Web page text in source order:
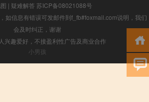
| 疑难解答 苏ICP备08021088号
如信息有错误可发邮件到f_fb#foxmail.com说明，我们
会及时纠正，谢谢
兴趣爱好，不接盈利性广告及商业合作
小男孩